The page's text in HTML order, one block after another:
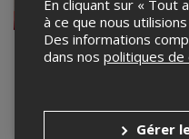
Basia Bulat [Solo]
En cliquant sur « Tout
à ce que nous
Des informations
dans nos politiques de
Gérer